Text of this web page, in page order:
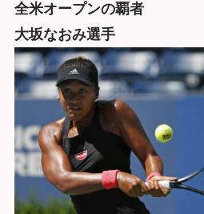
全米オープンの覇者
大坂なおみ選手